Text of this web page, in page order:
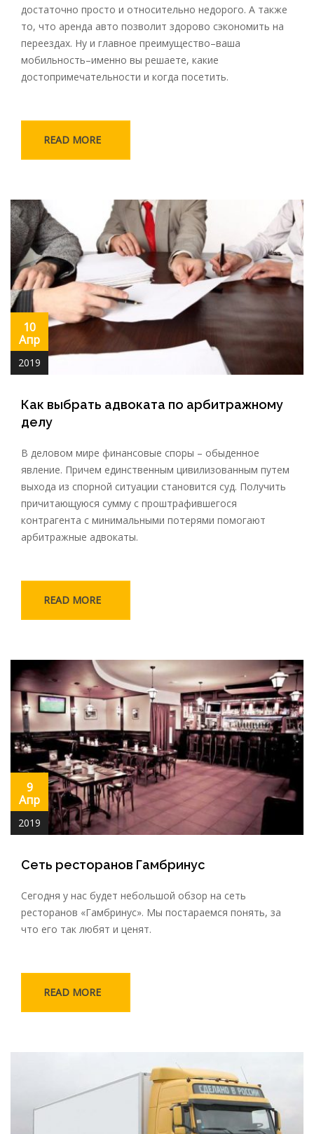
достаточно просто и относительно недорого. А также
то, что аренда авто позволит здорово сэкономить на
переездах. Ну и главное преимущество–ваша
мобильность–именно вы решаете, какие
достопримечательности и когда посетить.
READ MORE
10
Апр
2019
Как выбрать адвоката по арбитражному
делу
В деловом мире финансовые споры – обыденное
явление. Причем единственным цивилизованным путем
выхода из спорной ситуации становится суд. Получить
причитающуюся сумму с проштрафившегося
контрагента с минимальными потерями помогают
арбитражные адвокаты.
READ MORE
9
Апр
2019
Сеть ресторанов Гамбринус
Сегодня у нас будет небольшой обзор на сеть
ресторанов «Гамбринус». Мы постараемся понять, за
что его так любят и ценят.
READ MORE